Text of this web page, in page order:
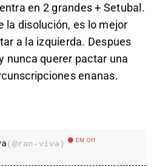
en 2 grandes + Setubal.
la disolución, es lo mejor
a la izquierda. Despues
nunca querer pactar una
enanas.
(@ran-viva) EM Off